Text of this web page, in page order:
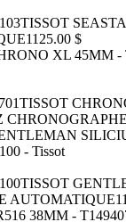
TISSOT
1125.00 $
TISSOT
TISSOT
AUTOMATIQUE